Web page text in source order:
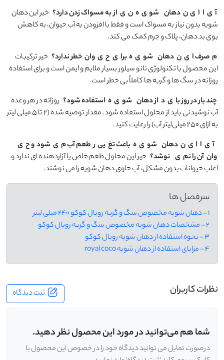
آ ی ا ا ین دهان شو ی ه ن ی ازبه مسواک زدن دارد؟ خیر این دهان
شویه بدون نیاز به مسواک است و فقط با افزودن به آب حیوان، به کاهش
بوی بد دهان، پلاک و جرم کمک می کند.
م صرف ا ی ن دهان شو ی هبرا ی ح ی وان خطر ندارد؟ خیر ترکیبات
این محصول با تکنولوژی نانو سیلور بسیار ملایم و ایمن است و برای استفاده
روزانه در سگ ها و گربه ها کاملاً بی خطر است.
چند بار در روز با ی د از دهان شو ی ه استفاده شود؟ روزانه در هر وعده
آب‌ نوشیدنی باید از محلول استفاده شود. مقدار توصیه شده (۲ تا ۵ میلی لیتر
به ازای ۲۵۰ میلی‌لیتر آب) را رعایت کنید.
آ ی ا ا ی ن دهان شو ی ه باعث تغ یی ر طعم آب م ی‌ شودو ح ی
وان آن را نم ی نوشد؟ خیر این محلول طعم خاص یا آزاردهنده ای ندارد و
اغلب حیوانات بدون مشکل، آب حاوی دهان شویه را می نوشند.
سرفصل ها
1 - دهان شویه مخصوص سگ و گربه رویال کوکو ۲۴۰ میلی لیتر
2 - مشخصات دهان شویه مخصوص سگ و گربه رویال کوکو
3 - نحوه استفاده از دهان شویه رویال کوکو
4 - مزایای استفاده از دهان شویه royal coco
نظرات کاربران ثبت دیدگاه
شما هم می‌توانید در مورد این محصول نظر دهید.
درصورت تمایل می توانید دیدگاه خود را در خصوص این محصول با